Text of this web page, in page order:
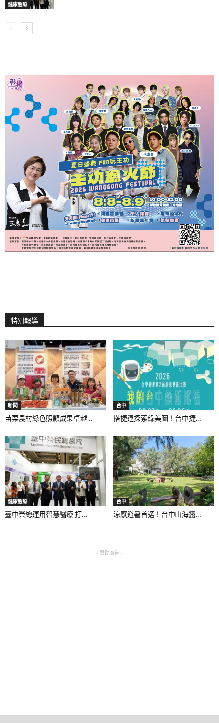
健康醫療
特別報導
新聞
苗栗農村綠色照顧成果卓越...
台中
搭捷運探索綠美圖！台中捷...
健康醫療
臺中榮總運用智慧醫療 打...
台中
涼感避暑首選！台中山海露...
- 贊助廣告 -